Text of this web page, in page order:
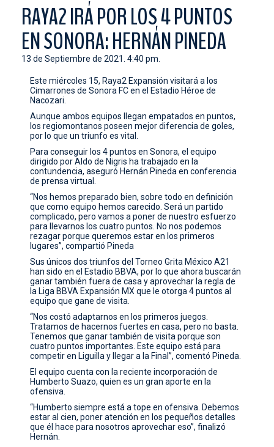
TIENDA
ESTADIO
PRENSA
RAYA2 IRÁ POR LOS 4 PUNTOS
EN SONORA: HERNÁN PINEDA
13 de Septiembre de 2021. 4:40 pm.
Este miércoles 15, Raya2 Expansión visitará a los
Cimarrones de Sonora FC en el Estadio Héroe de
Nacozari.
Aunque ambos equipos llegan empatados en puntos,
los regiomontanos poseen mejor diferencia de goles,
por lo que un triunfo es vital.
Para conseguir los 4 puntos en Sonora, el equipo
dirigido por Aldo de Nigris ha trabajado en la
contundencia, aseguró Hernán Pineda en conferencia
de prensa virtual.
“Nos hemos preparado bien, sobre todo en definición
que como equipo hemos carecido. Será un partido
complicado, pero vamos a poner de nuestro esfuerzo
para llevarnos los cuatro puntos. No nos podemos
rezagar porque queremos estar en los primeros
lugares”, compartió Pineda
Sus únicos dos triunfos del Torneo Grita México A21
han sido en el Estadio BBVA, por lo que ahora buscarán
ganar también fuera de casa y aprovechar la regla de
la Liga BBVA Expansión MX que le otorga 4 puntos al
equipo que gane de visita.
“Nos costó adaptarnos en los primeros juegos.
Tratamos de hacernos fuertes en casa, pero no basta.
Tenemos que ganar también de visita porque son
cuatro puntos importantes. Este equipo está para
competir en Liguilla y llegar a la Final”, comentó Pineda.
El equipo cuenta con la reciente incorporación de
Humberto Suazo, quien es un gran aporte en la
ofensiva.
“Humberto siempre está a tope en ofensiva. Debemos
estar al cien, poner atención en los pequeños detalles
que él hace para nosotros aprovechar eso”, finalizó
Hernán.